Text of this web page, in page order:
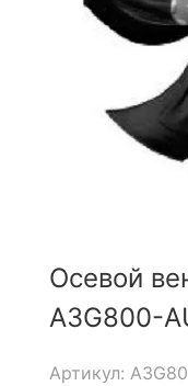
Осевой
A3G800-
Артикул: